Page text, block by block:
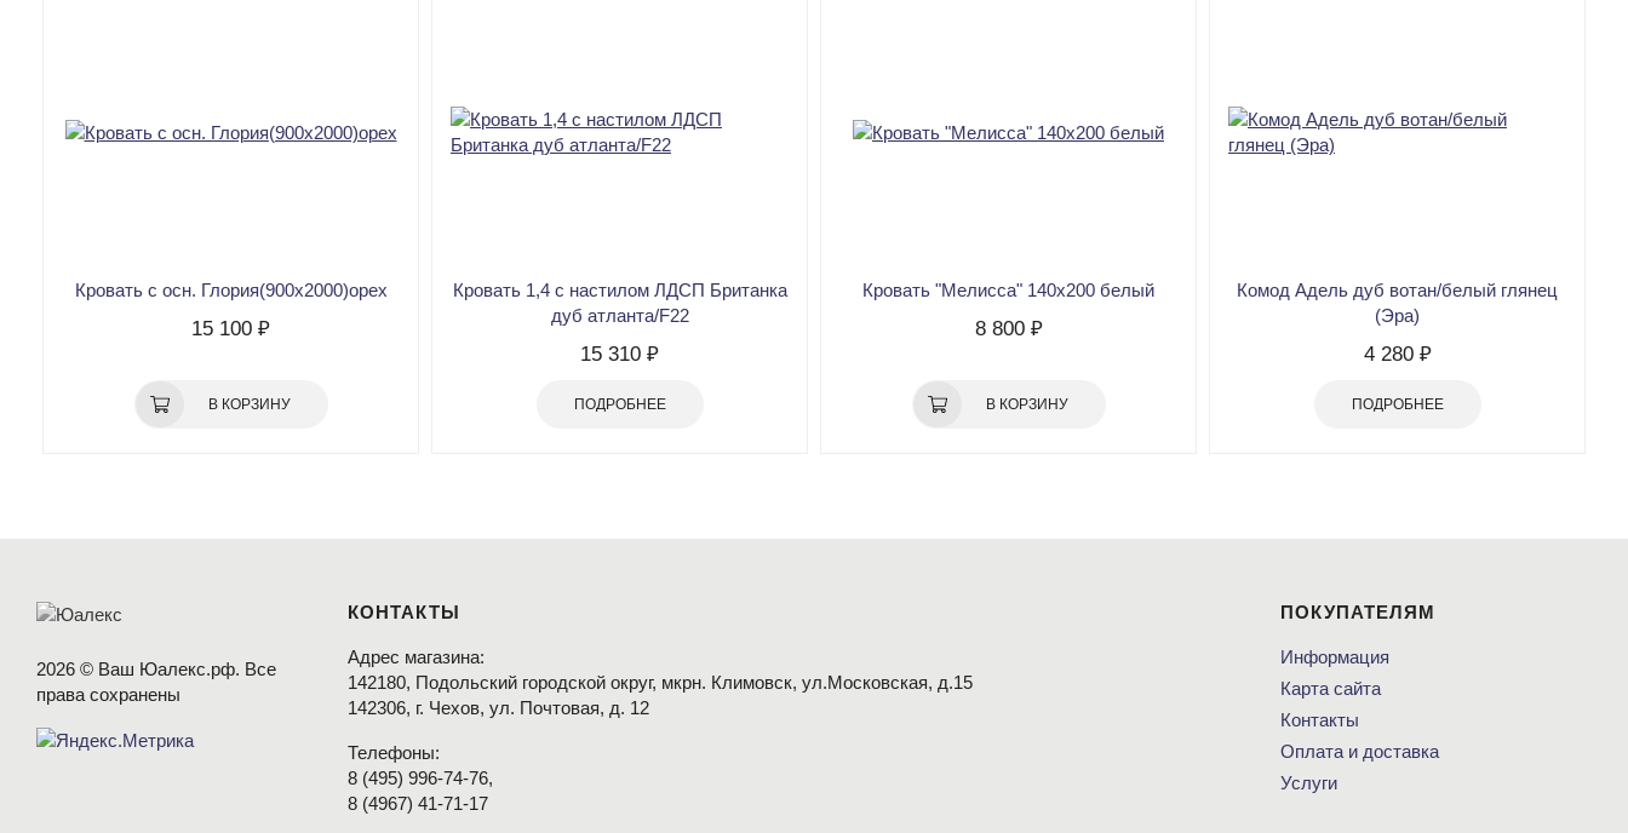
Кровать с осн. Глория(900х2000)орех
15 100 ₽
В КОРЗИНУ
Кровать 1,4 с настилом ЛДСП Британка
дуб атланта/F22
15 310 ₽
ПОДРОБНЕЕ
Кровать "Мелисса" 140х200 белый
8 800 ₽
В КОРЗИНУ
Комод Адель дуб вотан/белый глянец
(Эра)
4 280 ₽
ПОДРОБНЕЕ
2026 © Ваш Юалекс.рф. Все
права сохранены
КОНТАКТЫ
Адрес магазина:
142180, Подольский городской округ, мкрн. Климовск, ул.Московская, д.15
142306, г. Чехов, ул. Почтовая, д. 12
Телефоны:
8 (495) 996-74-76,
8 (4967) 41-71-17
ПОКУПАТЕЛЯМ
Информация
Карта сайта
Контакты
Оплата и доставка
Услуги